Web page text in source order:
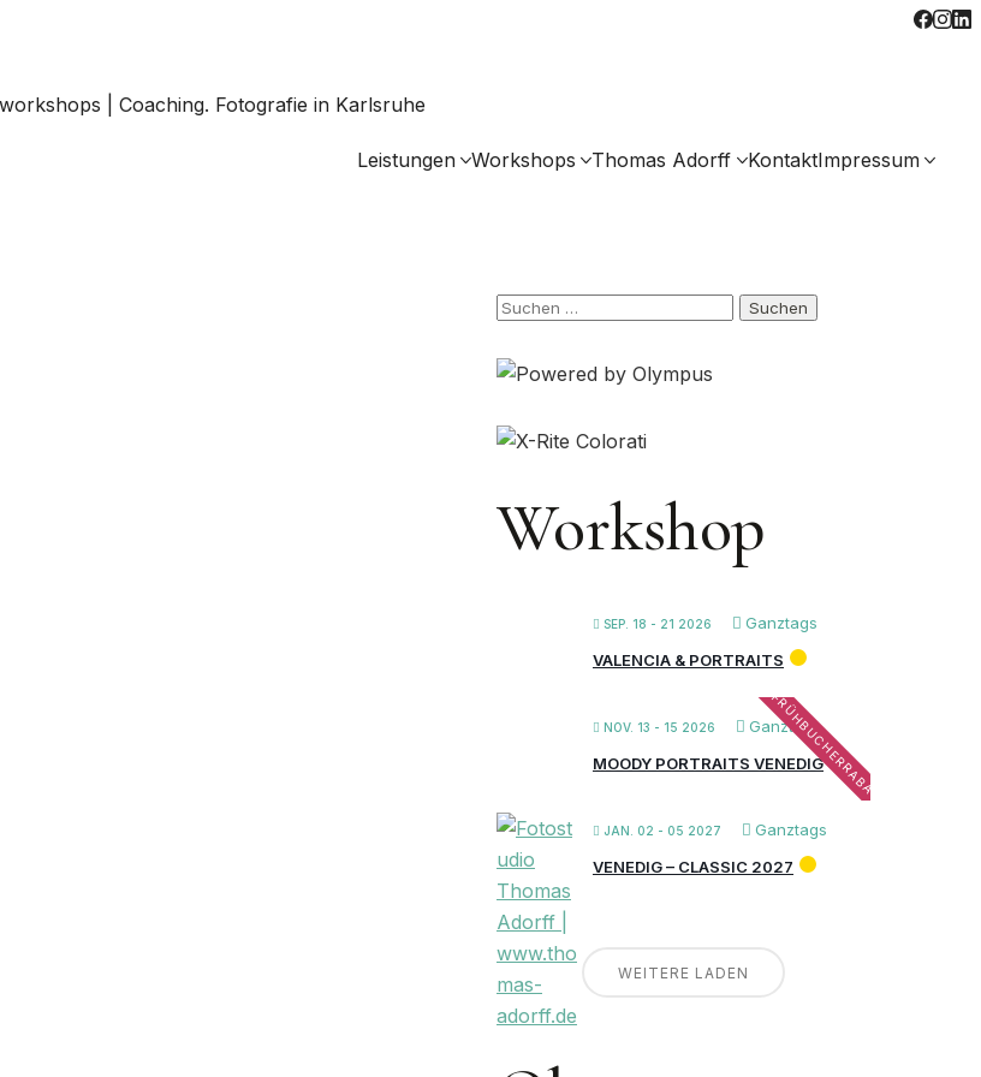
Leistungen Workshops Thomas Adorff KontaktImpressum
Suchen
Workshop
SEP. 18 - 21 2026
Ganztags
VALENCIA & PORTRAITS
NOV. 13 - 15 2026 Ganztags
FRÜHBUCHERRABATT
MOODY PORTRAITS VENEDIG
JAN. 02 - 05 2027
Ganztags
VENEDIG – CLASSIC 2027
WEITERE LADEN